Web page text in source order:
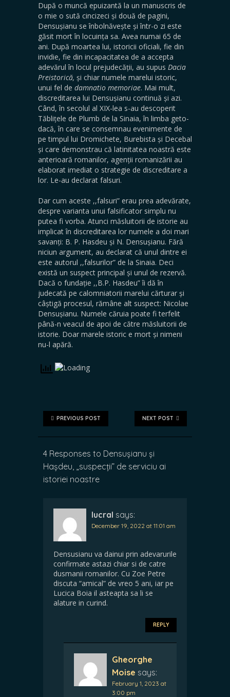
După o muncă epuizantă la un manuscris de
o mie o sută cincizeci și două de pagini,
Densușianu se înbolnăvește și într-o zi este
găsit mort în locuința sa. Avea numai 65 de
ani. După moartea lui, istoricii oficiali, fie din
invidie, fie din incapacitatea de a accepta
adevărul în locul prejudecății, au supus Dacia
Preistorică, și chiar numele marelui istoric,
unui fel de damnatio memoriae. Mai mult,
discreditarea lui Densușianu continuă și azi.
Când, în secolul al XIX-lea s-au descoperit
Tăblițele de Plumb de la Sinaia, în limba geto-
dacă, în care se consemnau evenimente de
pe timpul lui Dromichete, Burebista și Decebal
și care demonstrau că latinitatea noastră este
anterioară romanilor, agenții romanizării au
elaborat imediat o strategie de discreditare a
lor. Le-au declarat falsuri.
Dar cum aceste ,,falsuri” erau prea adevărate,
despre varianta unui falsificator simplu nu
putea fi vorba. Atunci măsluitorii de istorie au
implicat în discreditarea lor numele a doi mari
savanți: B. P. Hasdeu și N. Densușianu. Fără
niciun argument, au declarat că unul dintre ei
este autorul ,,falsurilor” de la Sinaia. Deci
există un suspect principal și unul de rezervă.
Dacă o fundație ,,B.P. Hasdeu” îi dă în
judecată pe calomniatorii marelui cărturar și
câștigă procesul, rămâne alt suspect: Nicolae
Densușianu. Numele căruia poate fi terfelit
până-n veacul de apoi de către măsluitorii de
istorie. Doar marele istoric e mort și nimeni
nu-l apără.
NEXT POST
PREVIOUS POST
4 Responses to Densușianu și
Hașdeu, „suspecții” de serviciu ai
istoriei noastre
lucral says:
December 19, 2022 at 11:01 am
Densusianu va dainui prin adevarurile
confirmate astazi chiar si de catre
dusmanii romanilor. Cu Zoe Petre
discuta “amical” de vreo 5 ani, iar pe
Lucica Boia il asteapta sa li se
alature in curind.
REPLY
Gheorghe
Moise says:
February 1, 2023 at
3:00 pm